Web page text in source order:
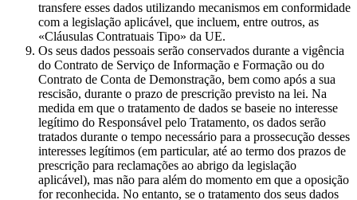
transfere esses dados utilizando mecanismos em conformidade
com a legislação aplicável, que incluem, entre outros, as
«Cláusulas Contratuais Tipo» da UE.
Os seus dados pessoais serão conservados durante a vigência
do Contrato de Serviço de Informação e Formação ou do
Contrato de Conta de Demonstração, bem como após a sua
rescisão, durante o prazo de prescrição previsto na lei. Na
medida em que o tratamento de dados se baseie no interesse
legítimo do Responsável pelo Tratamento, os dados serão
tratados durante o tempo necessário para a prossecução desses
interesses legítimos (em particular, até ao termo dos prazos de
prescrição para reclamações ao abrigo da legislação
aplicável), mas não para além do momento em que a oposição
for reconhecida. No entanto, se o tratamento dos seus dados